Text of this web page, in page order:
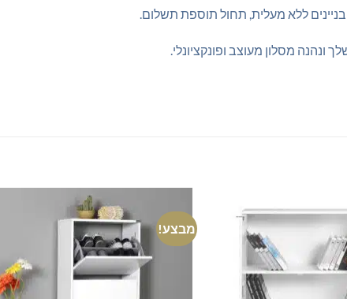
ללא מעלית, תחול תוספת תשלום.
ונהנה מסלון מעוצב ופונקציונלי.
מבצע!